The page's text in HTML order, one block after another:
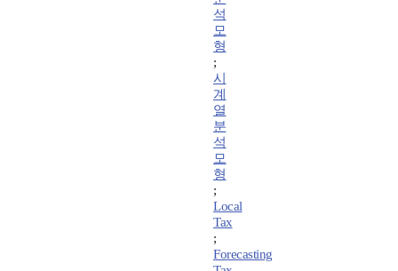
석
모
형
;
시
계
열
분
석
모
형
;
Local
Tax
;
Forecasting